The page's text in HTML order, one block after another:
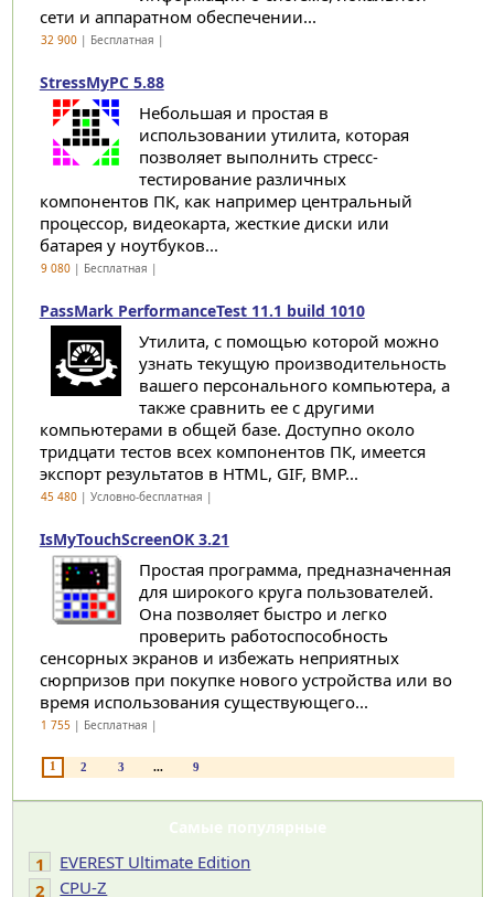
сети и аппаратном обеспечении...
32 900| Бесплатная |
StressMyPC 5.88
Небольшая и простая в
использовании утилита, которая
позволяет выполнить стресс-
тестирование различных
компонентов ПК, как например центральный
процессор, видеокарта, жесткие диски или
батарея у ноутбуков...
9 080| Бесплатная |
PassMark PerformanceTest 11.1 build 1010
Утилита, с помощью которой можно
узнать текущую производительность
вашего персонального компьютера, а
также сравнить ее с другими
компьютерами в общей базе. Доступно около
тридцати тестов всех компонентов ПК, имеется
экспорт результатов в HTML, GIF, BMP...
45 480| Условно-бесплатная |
IsMyTouchScreenOK 3.21
Простая программа, предназначенная
для широкого круга пользователей.
Она позволяет быстро и легко
проверить работоспособность
сенсорных экранов и избежать неприятных
сюрпризов при покупке нового устройства или во
время использования существующего...
1 755| Бесплатная |
1 2 3 ... 9
Самые популярные
1
EVEREST Ultimate Edition
2
CPU-Z